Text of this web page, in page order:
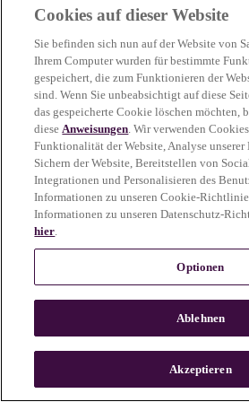
more information)
n
Cookies auf dieser Website
Sie befinden sich nun auf der Website von
Ihrem Computer wurden für bestimmte
gespeichert, die zum Funktionieren der
sind. Wenn Sie unbeabsichtigt auf diese
das gespeicherte Cookie löschen möchten,
dieseAnweisungen. Wir verwenden
Funktionalität der Website, Analyse unserer
Sichern der Website, Bereitstellen von
Integrationen und Personalisieren des
Informationen zu unseren Cookie-
Informationen zu unseren Datenschutz-
hier.
Optionen
Ablehnen
Akzeptieren